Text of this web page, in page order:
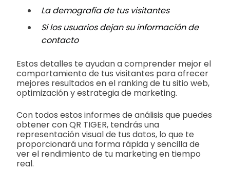
La demografía de tus visitantes
Si los usuarios dejan su información de
contacto
Estos detalles te ayudan a comprender mejor el
comportamiento de tus visitantes para ofrecer
mejores resultados en el ranking de tu sitio web,
optimización y estrategia de marketing.
Con todos estos informes de análisis que puedes
obtener con QR TIGER, tendrás una
representación visual de tus datos, lo que te
proporcionará una forma rápida y sencilla de
ver el rendimiento de tu marketing en tiempo
real.